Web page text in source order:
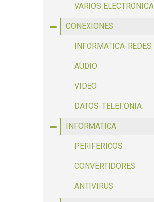
VARIOS ELECTRONICA
CONEXIONES
INFORMATICA-REDES
AUDIO
VIDEO
DATOS-TELEFONIA
INFORMATICA
PERIFERICOS
CONVERTIDORES
ANTIVIRUS